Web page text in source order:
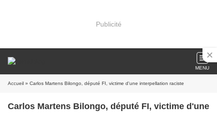
Publicité
MENU
Accueil » Carlos Martens Bilongo, député FI, victime d'une interpellation raciste
Carlos Martens Bilongo, député FI, victime d'une